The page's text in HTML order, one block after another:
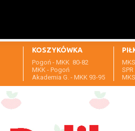
KOSZYKÓWKA
Pogoń - MKK 80-82
MKK - Pogoń
Akademia G. - MKK 93-95